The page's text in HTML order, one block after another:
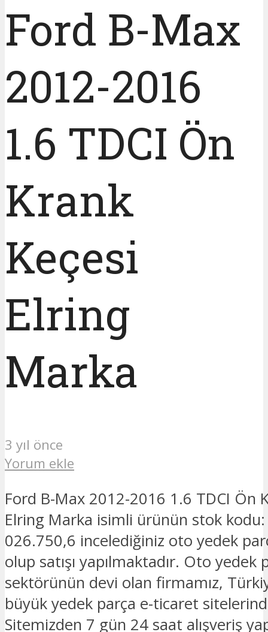
Ford B-Max
2012-2016
1.6 TDCI Ön
Krank
Keçesi
Elring
Marka
3 yıl önce
Yorum ekle
Ford B-Max 2012-2016 1.6 TDCI Ön
Elring Marka isimli ürünün stok kodu:
026.750,6 incelediğiniz oto yedek
olup satışı yapılmaktadır. Oto
sektörünün devi olan firmamız,
büyük yedek parça e-ticaret
Sitemizden 7 gün 24 saat alışveriş